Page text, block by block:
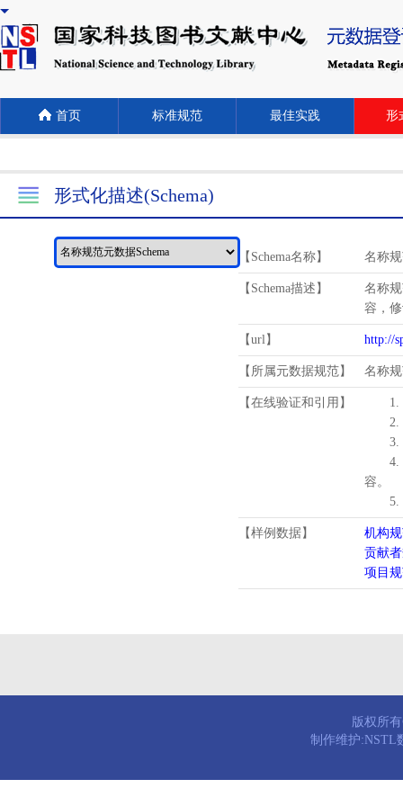
首页 标准规范 最佳实践 形
形式化描述(Schema)
【Schema名称】 名称规
【Schema描述】
名称
容，
【url】 http://
【所属元数据规范】 名称
【在线验证和引用】
1.
2.
3.
4.
容。
5.
【样例数据】
机构
贡献
项目
版权所
制作维护:NSTL